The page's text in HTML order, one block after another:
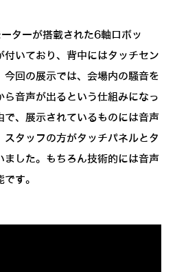
ターが搭載された6軸ロボッ
付いており、背中にはタッチセン
今回の展示では、会場内の騒音を
音声が出るという仕組みになっ
で、展示されているものには音声
タッフの方がタッチパネルとタ
ました。もちろん技術的には音声
す。